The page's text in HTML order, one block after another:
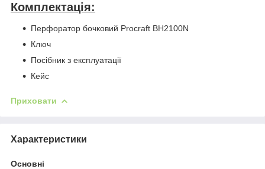
Комплектація:
Перфоратор бочковий Procraft BH2100N
Ключ
Посібник з експлуатації
Кейс
Приховати
Характеристики
Основні